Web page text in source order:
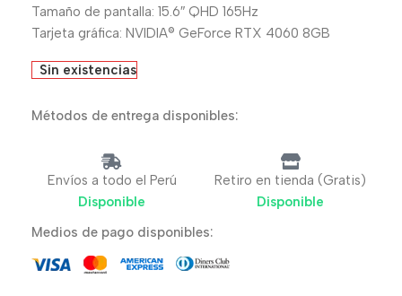
Tamaño de pantalla: 15.6″ QHD 165Hz
Tarjeta gráfica: NVIDIA® GeForce RTX 4060 8GB
Sin existencias
Métodos de entrega disponibles:
Envíos a todo el Perú
Disponible
Retiro en tienda (Gratis)
Disponible
Medios de pago disponibles: